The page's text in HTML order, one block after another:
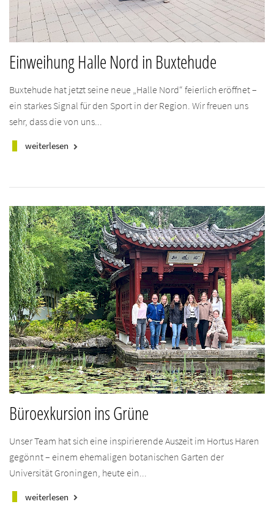
Einweihung Halle Nord in Buxtehude
Buxtehude hat jetzt seine neue „Halle Nord“ feierlich eröffnet –
ein starkes Signal für den Sport in der Region. Wir freuen uns
sehr, dass die von uns...
weiterlesen keyboard_arrow_right
Büroexkursion ins Grüne
Unser Team hat sich eine inspirierende Auszeit im Hortus Haren
gegönnt – einem ehemaligen botanischen Garten der
Universität Groningen, heute ein...
weiterlesen keyboard_arrow_right